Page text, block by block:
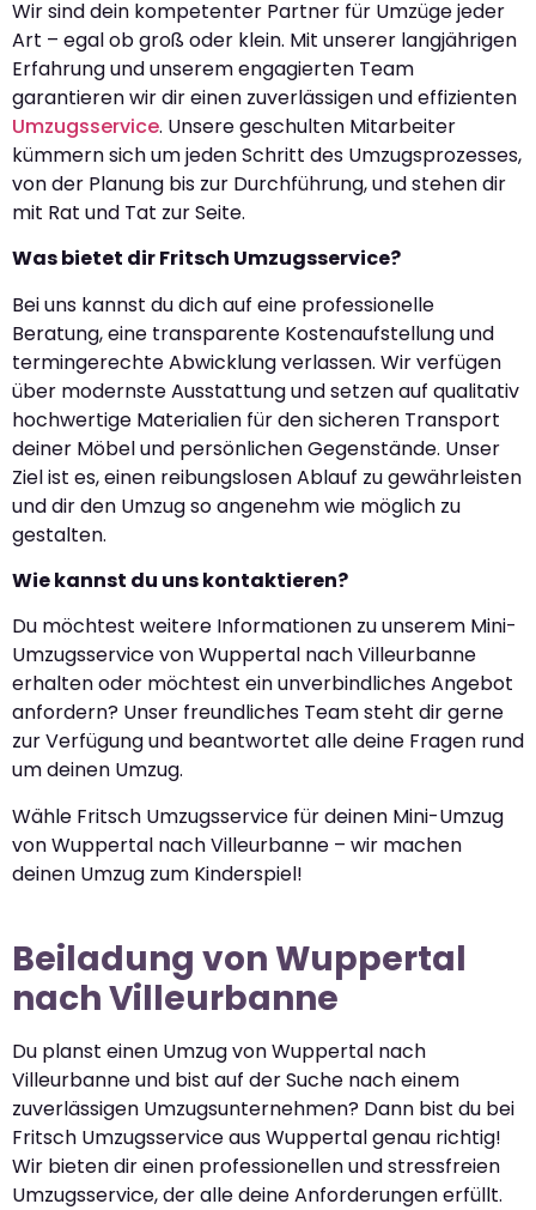
Wir sind dein kompetenter Partner für Umzüge jeder
Art – egal ob groß oder klein. Mit unserer langjährigen
Erfahrung und unserem engagierten Team
garantieren wir dir einen zuverlässigen und effizienten
Umzugsservice. Unsere geschulten Mitarbeiter
kümmern sich um jeden Schritt des Umzugsprozesses,
von der Planung bis zur Durchführung, und stehen dir
mit Rat und Tat zur Seite.
Was bietet dir Fritsch Umzugsservice?
Bei uns kannst du dich auf eine professionelle
Beratung, eine transparente Kostenaufstellung und
termingerechte Abwicklung verlassen. Wir verfügen
über modernste Ausstattung und setzen auf qualitativ
hochwertige Materialien für den sicheren Transport
deiner Möbel und persönlichen Gegenstände. Unser
Ziel ist es, einen reibungslosen Ablauf zu gewährleisten
und dir den Umzug so angenehm wie möglich zu
gestalten.
Wie kannst du uns kontaktieren?
Du möchtest weitere Informationen zu unserem Mini-
Umzugsservice von Wuppertal nach Villeurbanne
erhalten oder möchtest ein unverbindliches Angebot
anfordern? Unser freundliches Team steht dir gerne
zur Verfügung und beantwortet alle deine Fragen rund
um deinen Umzug.
Wähle Fritsch Umzugsservice für deinen Mini-Umzug
von Wuppertal nach Villeurbanne – wir machen
deinen Umzug zum Kinderspiel!
Beiladung von Wuppertal
nach Villeurbanne
Du planst einen Umzug von Wuppertal nach
Villeurbanne und bist auf der Suche nach einem
zuverlässigen Umzugsunternehmen? Dann bist du bei
Fritsch Umzugsservice aus Wuppertal genau richtig!
Wir bieten dir einen professionellen und stressfreien
Umzugsservice, der alle deine Anforderungen erfüllt.